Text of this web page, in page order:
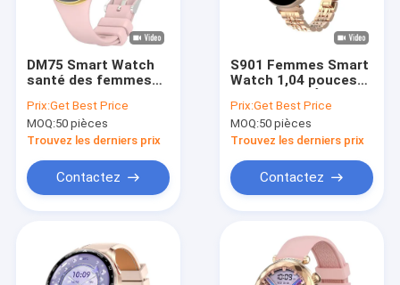
DM75 Smart Watch
santé des femmes
l'eau montre
intelligente féminine
écran AMOLED
Prix:Get Best Price
MOQ:50 pièces
Trouvez les derniers prix
Contactez
S901 Femmes Smart
Watch 1,04 pouces
IP68 étanche à l'eau
Smart Watch Les
dames
Prix:Get Best Price
MOQ:50 pièces
Trouvez les derniers prix
Contactez